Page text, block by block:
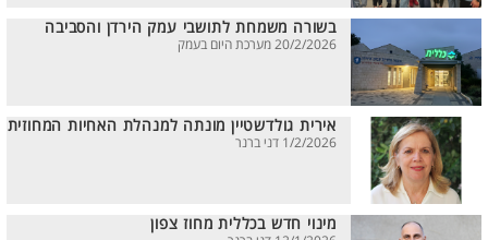
בשורה משמחת לתושבי עמק הירדן והסביבה
20/2/2026 מערכת היום בעמק
אירית גולדשטיין מונתה למנהלת האחיות המחוזית
1/2/2026 דני ברנר
מינוי חדש בכללית מחוז צפון